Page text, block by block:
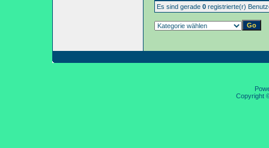
Es sind gerade 0registrierte(r)
Copyright